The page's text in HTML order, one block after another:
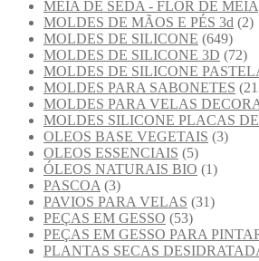
MEIA DE SEDA - FLOR DE MEIA
MOLDES DE MÃOS E PÉS 3d (2)
MOLDES DE SILICONE (649)
MOLDES DE SILICONE 3D (72)
MOLDES DE SILICONE
MOLDES PARA SABONETES
MOLDES PARA VELAS
MOLDES SILICONE PLACAS DE
OLEOS BASE VEGETAIS (3)
OLEOS ESSENCIAIS (5)
ÓLEOS NATURAIS BIO (1)
PASCOA (3)
PAVIOS PARA VELAS (31)
PEÇAS EM GESSO (53)
PEÇAS EM GESSO PARA
PLANTAS SECAS